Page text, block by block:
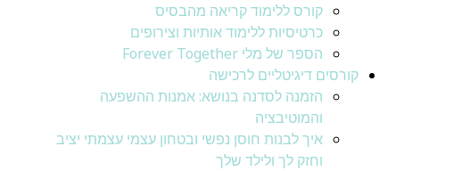
קורס ללימוד קריאה מהבסיס
כרטיסיות ללימוד אותיות וצירופים
הספר של מלי Forever Together
קורסים דיגיטליים לרכישה
הזמנה לסדנה בנושא: אמנות ההשפעה
והמוטיבציה
איך לבנות חוסן נפשי ובטחון עצמי עצמתי יציב
וחזק לך ולילד שלך